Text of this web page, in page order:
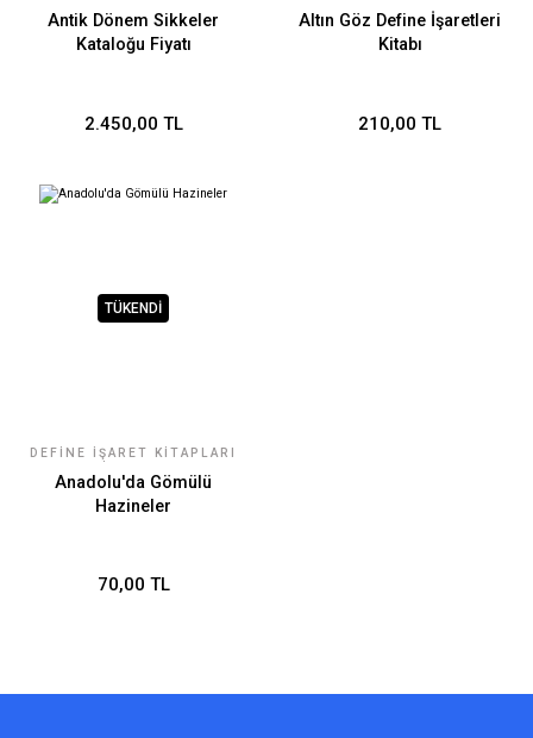
Antik Dönem Sikkeler
Kataloğu Fiyatı
2.450,00 TL
Altın Göz Define İşaretleri
Kitabı
210,00 TL
TÜKENDİ
DEFINE İŞARET KITAPLARI
Anadolu'da Gömülü
Hazineler
70,00 TL